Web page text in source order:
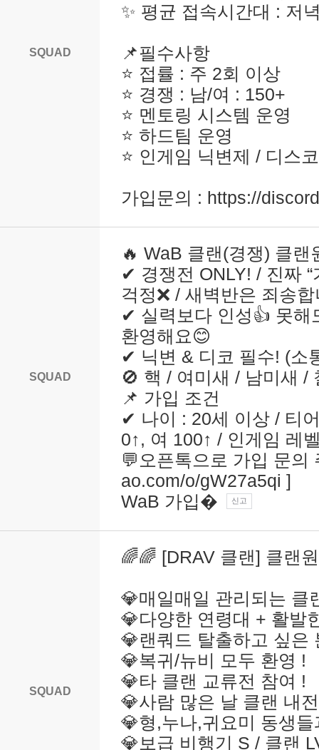
SQUAD
✨ 평균 접속시간대 : 저
📌필수사항
⭐ 접률 : 주 2회 이상
⭐ 경쟁 : 남/여 : 150+
⭐ 멘토링 시스템 운영
⭐ 하드팀 운영
⭐ 인게임 닉변제 / 디스
가입문의 : https://
SQUAD
🔥 WaB 클랜(경쟁) 클랜
✔ 경쟁전 ONLY! / 진짜
걱정❌ / 새벽반은 죄송
✔ 실력보다 인성👍 못해
환영해요😊
✔ 닉변 & 디코 필수! (소
🚫 핵 / 여미새 / 남미새 /
📌 가입 조건
✔ 나이 : 20세 이상 / 티
0↑, 여 100↑ / 인게임 레
💬오픈톡으로 가입 문
ao.com/o/gW27a5qi ]
WaB 가입�
신고
SQUAD
🌈🌈 [DRAV 클랜] 클랜
💎매일매일 관리되는 클
💎다양한 연령대 + 활발
💎랜쿼드 탈출하고 싶은
💎복귀/뉴비 모두 환영 !
💎타 클랜 교류전 참여 !
💎사람 많은 날 클랜 내
💎형,누나,귀요미 동생
💎보급 비행기 S / 클랜